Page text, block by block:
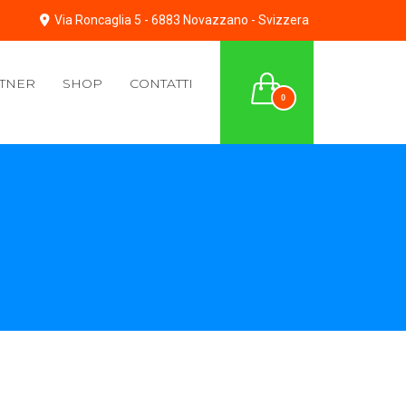
Via Roncaglia 5 - 6883 Novazzano - Svizzera
0
SHOP CONTATTI